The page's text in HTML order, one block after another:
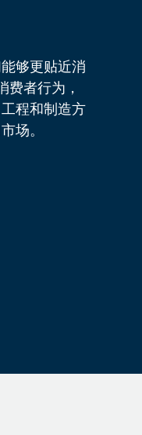
够更贴近消
者行为，
程和制造方
场。